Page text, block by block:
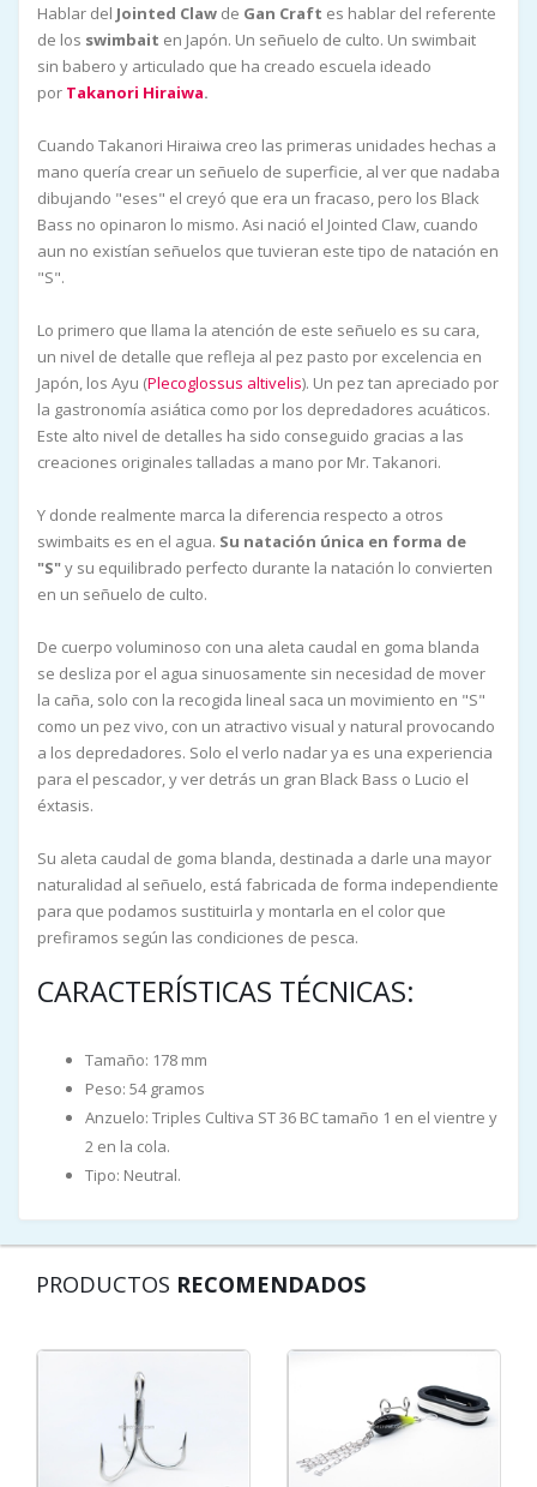
Hablar del Jointed Claw de Gan Craft es hablar del referente
de los swimbait en Japón. Un señuelo de culto. Un swimbait
sin babero y articulado que ha creado escuela ideado
por Takanori Hiraiwa.
Cuando Takanori Hiraiwa creo las primeras unidades hechas a
mano quería crear un señuelo de superficie, al ver que nadaba
dibujando "eses" el creyó que era un fracaso, pero los Black
Bass no opinaron lo mismo. Asi nació el Jointed Claw, cuando
aun no existían señuelos que tuvieran este tipo de natación en
"S".
Lo primero que llama la atención de este señuelo es su cara,
un nivel de detalle que refleja al pez pasto por excelencia en
Japón, los Ayu (Plecoglossus altivelis). Un pez tan apreciado por
la gastronomía asiática como por los depredadores acuáticos.
Este alto nivel de detalles ha sido conseguido gracias a las
creaciones originales talladas a mano por Mr. Takanori.
Y donde realmente marca la diferencia respecto a otros
swimbaits es en el agua. Su natación única en forma de
"S"y su equilibrado perfecto durante la natación lo convierten
en un señuelo de culto.
De cuerpo voluminoso con una aleta caudal en goma blanda
se desliza por el agua sinuosamente sin necesidad de mover
la caña, solo con la recogida lineal saca un movimiento en "S"
como un pez vivo, con un atractivo visual y natural provocando
a los depredadores. Solo el verlo nadar ya es una experiencia
para el pescador, y ver detrás un gran Black Bass o Lucio el
éxtasis.
Su aleta caudal de goma blanda, destinada a darle una mayor
naturalidad al señuelo, está fabricada de forma independiente
para que podamos sustituirla y montarla en el color que
prefiramos según las condiciones de pesca.
CARACTERÍSTICAS TÉCNICAS:
Tamaño: 178 mm
Peso: 54 gramos
Anzuelo: Triples Cultiva ST 36 BC tamaño 1 en el vientre y
2 en la cola.
Tipo: Neutral.
PRODUCTOS RECOMENDADOS